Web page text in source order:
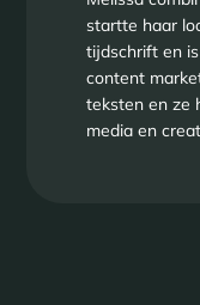
startte haar
tijdschrift en
content
teksten en ze
media en